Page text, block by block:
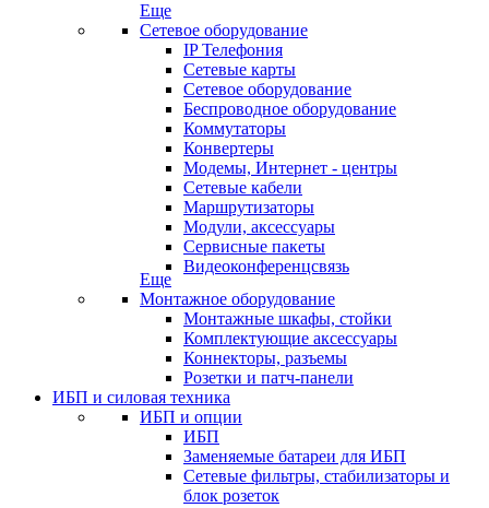
Еще
Сетевое оборудование
IP Телефония
Сетевые карты
Сетевое оборудование
Беспроводное оборудование
Коммутаторы
Конвертеры
Модемы, Интернет - центры
Сетевые кабели
Маршрутизаторы
Модули, аксессуары
Сервисные пакеты
Видеоконференцсвязь
Еще
Монтажное оборудование
Монтажные шкафы, стойки
Комплектующие аксессуары
Коннекторы, разъемы
Розетки и патч-панели
ИБП и силовая техника
ИБП и опции
ИБП
Заменяемые батареи для ИБП
Сетевые фильтры, стабилизаторы и
блок розеток